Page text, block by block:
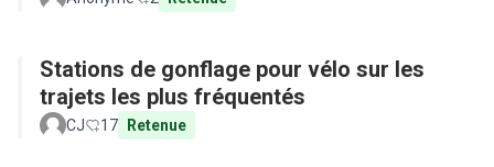
Stations de gonflage pour vélo sur les
trajets les plus fréquentés
CJ 17 Retenue